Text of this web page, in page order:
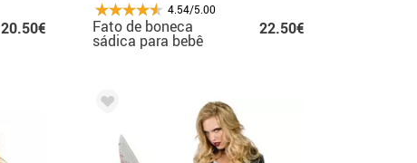
20.50€
4.54/5.00
Fato de boneca
sádica para bebê
22.50€